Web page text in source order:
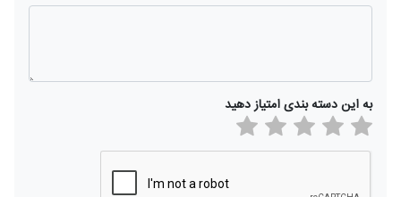
به این دسته بندی امتیاز دهید